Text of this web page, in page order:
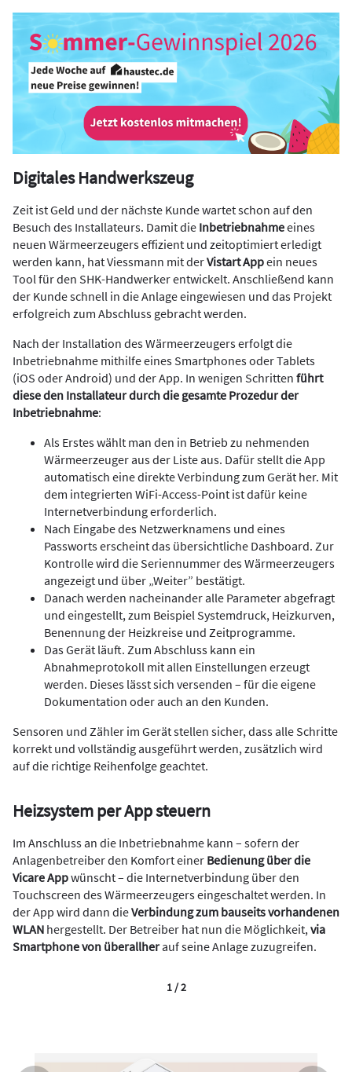
Digitales Handwerkszeug
Zeit ist Geld und der nächste Kunde wartet schon auf den
Besuch des Installateurs. Damit die Inbetriebnahmeeines
neuen Wärmeerzeugers effizient und zeitoptimiert erledigt
werden kann, hat Viessmann mit derVistart Appein neues
Tool für den SHK-Handwerker entwickelt. Anschließend kann
der Kunde schnell in die Anlage eingewiesen und das Projekt
erfolgreich zum Abschluss gebracht werden.
Nach der Installation des Wärmeerzeugers erfolgt die
Inbetriebnahme mithilfe eines Smartphones oder Tablets
(iOS oder ­Android) und der App. In wenigen Schritten führt
diese den Installateur durch die gesamte Prozedur der
Inbetriebnahme:
Als Erstes wählt man den in Betrieb zu nehmenden
Wärmeerzeuger aus der Liste aus. Dafür stellt die App
automa­tisch eine direkte Verbindung zum Gerät her. Mit
dem integrierten WiFi-­Access-Point ist dafür keine
Internetverbindung erforderlich.
Nach Eingabe des Netzwerknamens und eines
Passworts erscheint das übersichtliche Dashboard. Zur
Kontrolle wird die Seriennummer des Wärmeerzeugers
angezeigt und über „Weiter” bestätigt.
Danach werden nacheinander alle ­Parameter abgefragt
und eingestellt, zum Beispiel Systemdruck, Heizkurven,
Benennung der Heizkreise und Zeit­programme.
Das Gerät läuft. Zum Abschluss kann ein
Abnahmeprotokoll mit allen Einstellungen erzeugt
werden. Dieses lässt sich versenden – für die eigene
Dokumentation oder auch an den Kunden.
Sensoren und Zähler im Gerät stellen sicher, dass alle Schritte
korrekt und vollständig ausgeführt werden, zusätzlich wird
auf die richtige Reihenfolge geachtet.
Heizsystem per App steuern
Im Anschluss an die Inbetriebnahme kann – sofern der
Anlagenbetreiber den Komfort einer Bedienung über die
Vicare Appwünscht – die Internetverbindung über den
Touchscreen des Wärmeerzeugers eingeschaltet werden. In
der App wird dann dieVerbindung zum bauseits vorhandenen
WLAN hergestellt. Der Betreiber hat nun die Möglichkeit, via
Smartphone von überallherauf seine Anlage zuzugreifen.
1 / 2